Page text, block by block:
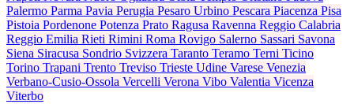
Palermo Parma Pavia Perugia Pesaro Urbino Pescara Piacenza Pisa
Pistoia Pordenone Potenza Prato Ragusa Ravenna Reggio Calabria
Reggio Emilia Rieti Rimini Roma Rovigo Salerno Sassari Savona
Siena Siracusa Sondrio Svizzera Taranto Teramo Terni Ticino
Torino Trapani Trento Treviso Trieste Udine Varese Venezia
Verbano-Cusio-Ossola Vercelli Verona Vibo Valentia Vicenza
Viterbo